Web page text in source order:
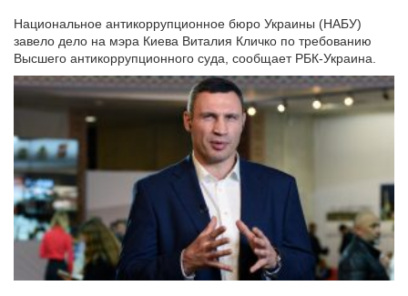
Национальное антикоррупционное бюро Украины (НАБУ)
завело дело на мэра Киева Виталия Кличко по требованию
Высшего антикоррупционного суда, сообщает РБК-Украина.